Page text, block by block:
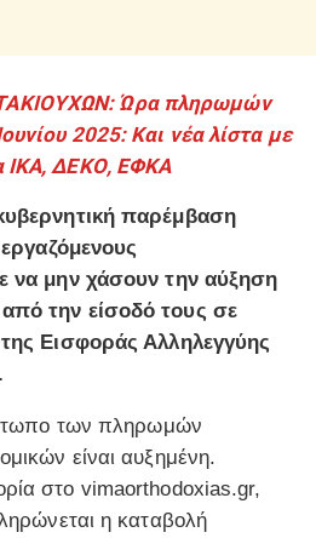
Ώρα πληρωμών
2025: Και νέα λίστα με
ΙΚΑ, ΔΕΚΟ, ΕΦΚΑ
παρέμβαση
εργαζόμενους
να μην χάσουν την αύξηση
την είσοδό τους σε
Εισφοράς Αλληλεγγύης
των πληρωμών
είναι αυξημένη.
στο vimaorthodoxias.gr,
η καταβολή